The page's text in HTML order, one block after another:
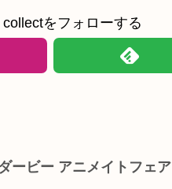
をフォローする
ービー アニメイトフェア